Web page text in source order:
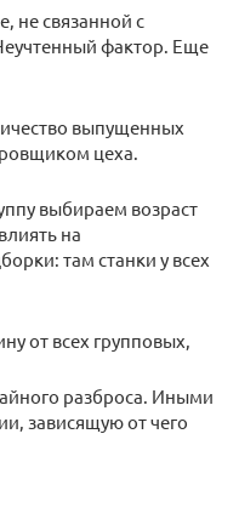
не связанной с
фактор. Еще
выпущенных
цеха.
выбираем возраст
на
там станки у всех
от всех групповых,
разброса. Иными
зависящую от чего